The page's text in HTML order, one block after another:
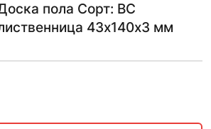
пола Сорт: BC
43х140х3 мм